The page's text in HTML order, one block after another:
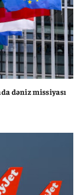
dəniz missiyası